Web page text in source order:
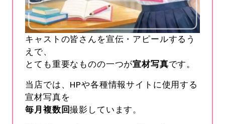
キャストの皆さんを宣伝・アピールするう
えで、
とても重要なものの一つが宣材写真です。
当店では、HPや各種情報サイトに使用する
宣材写真を
毎月複数回撮影しています。